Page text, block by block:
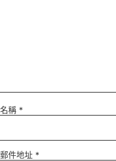
稱 *
件地址 *